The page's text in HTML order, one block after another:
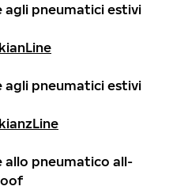
pneumatici estivi
pneumatici estivi
allo pneumatico all-